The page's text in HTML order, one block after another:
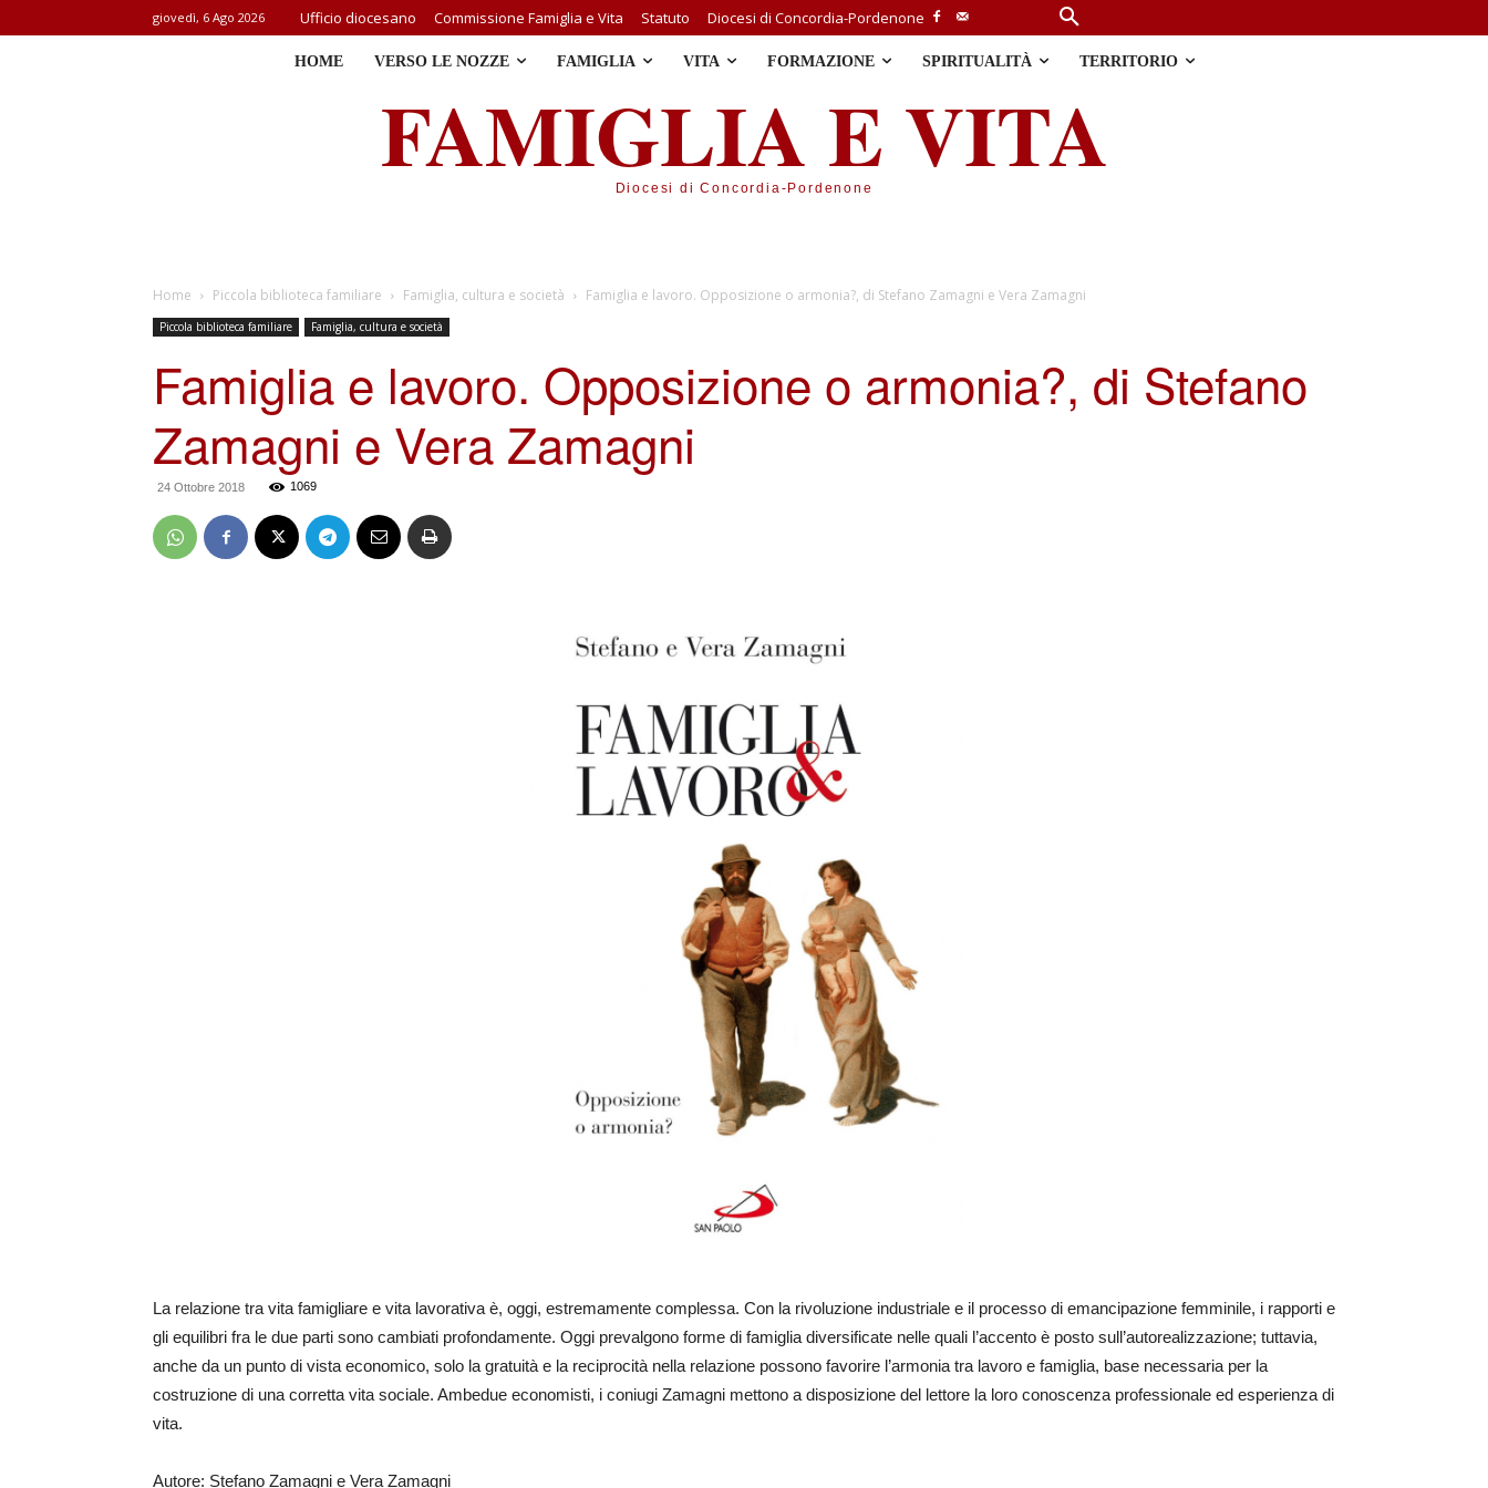
giovedì, 6 Ago 2026 Ufficio diocesano Commissione Famiglia e Vita Statuto Diocesi di Concordia-Pordenone
HOME VERSO LE NOZZE FAMIGLIA VITA FORMAZIONE SPIRITUALITÀ TERRITORIO
FAMIGLIA E VITA
Diocesi di Concordia-Pordenone
Home Piccola biblioteca familiare Famiglia, cultura e società Famiglia e lavoro. Opposizione o armonia?, di Stefano Zamagni e Vera Zamagni
Piccola biblioteca familiare Famiglia, cultura e società
Famiglia e lavoro. Opposizione o armonia?, di Stefano
Zamagni e Vera Zamagni
24 Ottobre 2018 1069
La relazione tra vita famigliare e vita lavorativa è, oggi, estremamente complessa. Con la rivoluzione industriale e il processo di emancipazione femminile, i rapporti e
gli equilibri fra le due parti sono cambiati profondamente. Oggi prevalgono forme di famiglia diversificate nelle quali l’accento è posto sull’autorealizzazione; tuttavia,
anche da un punto di vista economico, solo la gratuità e la reciprocità nella relazione possono favorire l’armonia tra lavoro e famiglia, base necessaria per la
costruzione di una corretta vita sociale. Ambedue economisti, i coniugi Zamagni mettono a disposizione del lettore la loro conoscenza professionale ed esperienza di
vita.
Autore: Stefano Zamagni e Vera Zamagni